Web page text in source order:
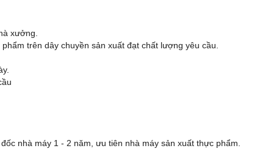
xưởng.
trên dây chuyền sản xuất đạt chất lượng yêu cầu.
nhà máy 1 - 2 năm, ưu tiên nhà máy sản xuất thực phẩm.